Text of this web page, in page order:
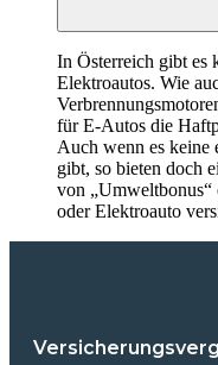
In Österreich gibt es
Elektroautos. Wie
für E-Autos die
Auch wenn es keine
gibt, so bieten doch
von
oder Elektroauto